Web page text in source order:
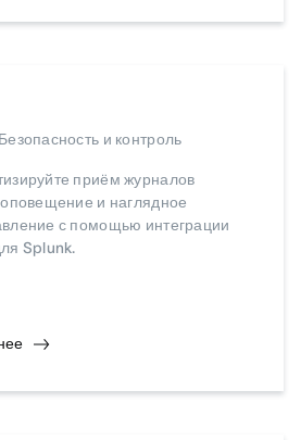
и контроль
приём журналов
и наглядное
с помощью интеграции
Splunk.